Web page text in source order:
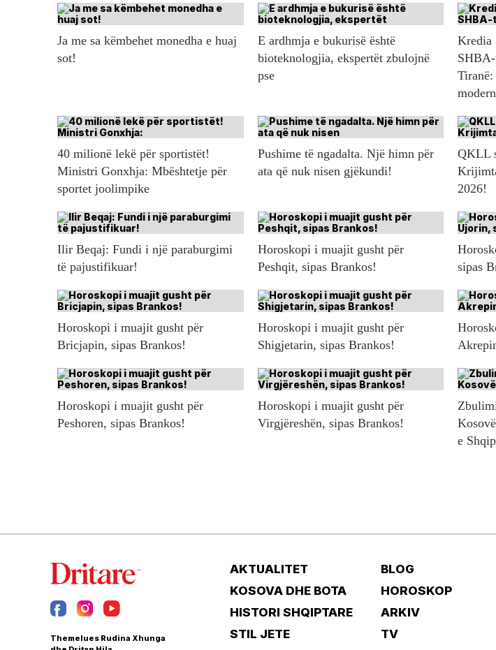
Ja me sa këmbehet monedha e huaj
sot!
E ardhmja e bukurisë është
bioteknologjia, ekspertët zbulojnë
pse
Kredia
SHBA-
Tiranë:
40 milionë lekë për sportistët!
Ministri Gonxhja: Mbështetje për
sportet joolimpike
Pushime të ngadalta. Një himn për
ata që nuk nisen gjëkundi!
QKLL
2026!
Ilir Beqaj: Fundi i një paraburgimi
të pajustifikuar!
Horoskopi i muajit gusht për
Peshqit, sipas Brankos!
sipas
Horoskopi i muajit gusht për
Bricjapin, sipas Brankos!
Horoskopi i muajit gusht për
Shigjetarin, sipas Brankos!
Horoskopi i muajit gusht për
Peshoren, sipas Brankos!
Horoskopi i muajit gusht për
Virgjëreshën, sipas Brankos!
e
Themelues Rudina Xhunga
AKTUALITET
KOSOVA DHE BOTA
HISTORI SHQIPTARE
STIL JETE
BLOG
HOROSKOP
ARKIV
TV